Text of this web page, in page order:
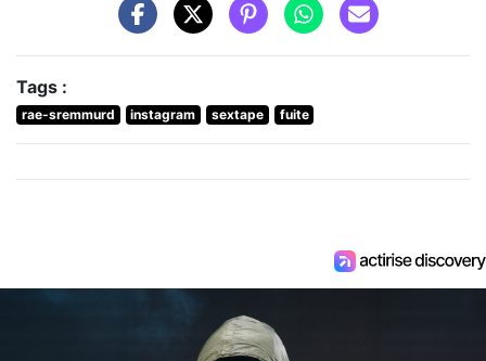
Tags :
rae-sremmurd instagram sextape fuite